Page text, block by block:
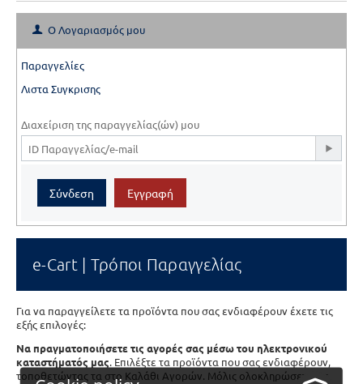
Ο Λογαριασμός μου
Παραγγελίες
Λιστα Συγκρισης
Διαχείριση της παραγγελίας(ών) μου
Σύνδεση Εγγραφή
e-Cart | Τρόποι Παραγγελίας
Για να παραγγείλετε τα προϊόντα που σας ενδιαφέρουν έχετε τις
εξής επιλογές:
Να πραγματοποιήσετε τις αγορές σας μέσω του ηλεκτρονικού
καταστήματός μας. Επιλέξτε τα προϊόντα που σας ενδιαφέρουν,
τοποθετώντας τα στο Καλάθι Αγορών. Μόλις ολοκληρώσετε τις